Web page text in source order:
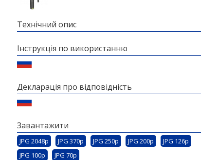
Технічний опис
Інструкція по використанню
Декларація про відповідність
Завантажити
JPG 2048p JPG 370p JPG 250p JPG 200p
JPG 126p
JPG 100p
JPG 70p